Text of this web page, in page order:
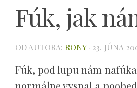
Fúk, jak
OD AUTORA: RONY · 23. JÚNA
Fúk, pod lupu nám